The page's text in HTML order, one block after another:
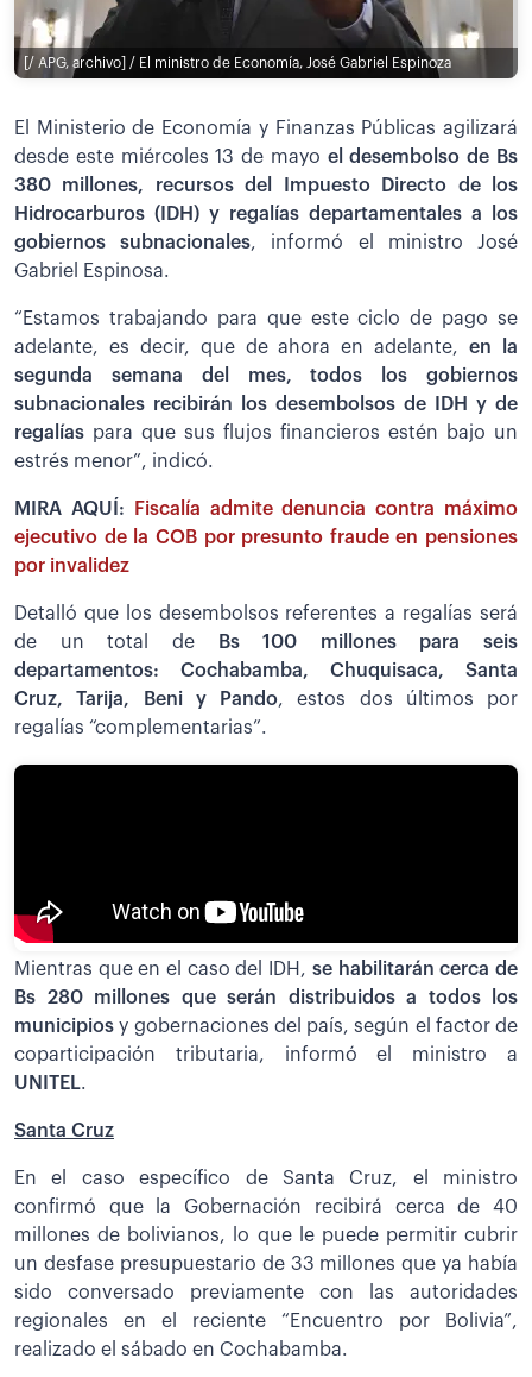
[/ APG, archivo] / El ministro de Economía, José Gabriel Espinoza
El Ministerio de Economía y Finanzas Públicas agilizará
desde este miércoles 13 de mayo el desembolso de Bs
380 millones, recursos del Impuesto Directo de los
Hidrocarburos (IDH) y regalías departamentales a los
gobiernos subnacionales, informó el ministro José
Gabriel Espinosa.
“Estamos trabajando para que este ciclo de pago se
adelante, es decir, que de ahora en adelante,en la
segunda semana del mes, todos los gobiernos
subnacionales recibirán los desembolsos de IDH y de
regalías para que sus flujos financieros estén bajo un
estrés menor”, indicó.
MIRA AQUÍ:
Fiscalía admite denuncia contra máximo
ejecutivo de la COB por presunto fraude en pensiones
por invalidez
Detalló que los desembolsos referentes a regalías será
de un total de
Bs 100 millones para seis
departamentos: Cochabamba, Chuquisaca, Santa
Cruz, Tarija, Beni y Pando, estos dos últimos por
regalías “complementarias”.
Mientras que en el caso del IDH, se habilitarán cerca de
Bs 280 millones que serán distribuidos a todos los
municipios y gobernaciones del país, según el factor de
coparticipación tributaria, informó el ministro a
UNITEL.
Santa Cruz
En el caso específico de Santa Cruz, el ministro
confirmó que la Gobernación recibirá cerca de 40
millones de bolivianos, lo que le puede permitir cubrir
un desfase presupuestario de 33 millones que ya había
sido conversado previamente con las autoridades
regionales en el reciente “Encuentro por Bolivia”,
realizado el sábado en Cochabamba.